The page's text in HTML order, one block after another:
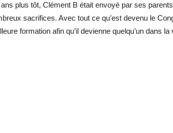
plus tôt, Clément B était envoyé par ses
sacrifices. Avec tout ce qu’est devenu le
formation afin qu’il devienne quelqu’un dans la